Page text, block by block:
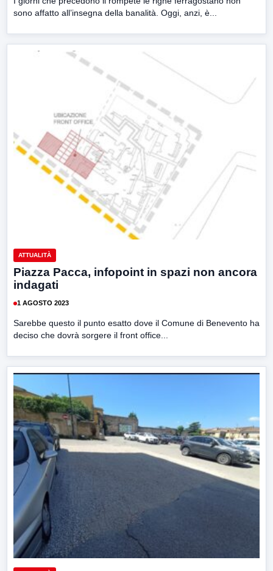
sono affatto all’insegna della banalità. Oggi, anzi, è...
ATTUALITÀ
Piazza Pacca, infopoint in spazi non ancora
indagati
1 AGOSTO 2023
Sarebbe questo il punto esatto dove il Comune di Benevento ha
deciso che dovrà sorgere il front office...